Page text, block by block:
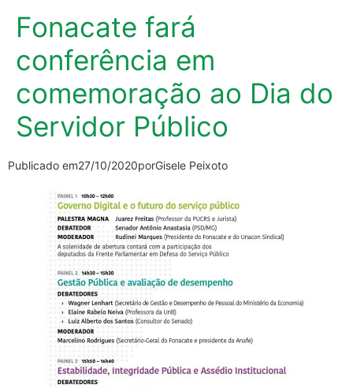
Fonacate fará
conferência em
comemoração ao Dia do
Servidor Público
Publicado em27/10/2020porGisele Peixoto